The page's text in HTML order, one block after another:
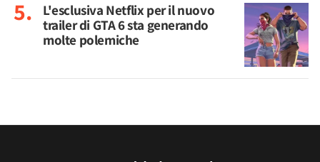
L'esclusiva Netflix per il nuovo
trailer di GTA 6 sta generando
molte polemiche